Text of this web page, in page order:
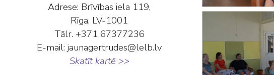
Adrese: Brīvības iela 119,
Rīga, LV-1001
Tālr. +371 67377236
E-mail: jaunagertrudes@lelb.lv
Skatīt kartē >>